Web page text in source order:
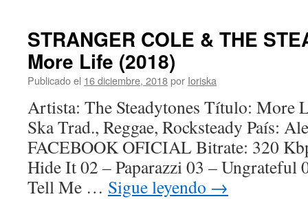
STRANGER COLE & THE
More Life (2018)
Publicado el 16 diciembre, 2018por Ioriska
Artista: The Steadytones Título: More
Ska Trad., Reggae, Rocksteady País:
FACEBOOK OFICIAL Bitrate: 320
Hide It 02 – Paparazzi 03 – Ungrateful
Tell Me … Sigue leyendo →